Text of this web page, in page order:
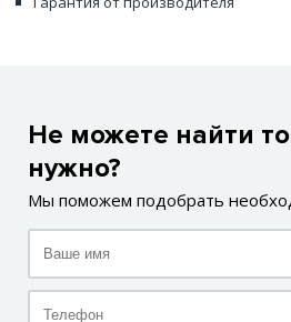
Не можете найти
нужно?
Мы поможем подобрать